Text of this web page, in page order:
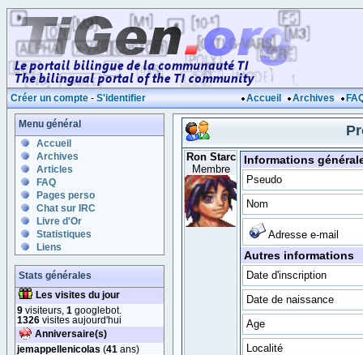
Créer un compte - S'identifier Accueil Archives
Menu général
Accueil
Archives
Articles
FAQ
Pages perso
Chat sur IRC
Livre d'Or
Statistiques
Liens
Stats générales
Les visites du jour
9 visiteurs, 1 googlebot.
1326 visites aujourd'hui
Anniversaire(s)
jemappellenicolas (41 ans)
Ron Starc
Membre
Informations
Pseudo
Nom
Adresse e-mail
Autres informations
Date d'inscription
Date de naissance
Age
Localité